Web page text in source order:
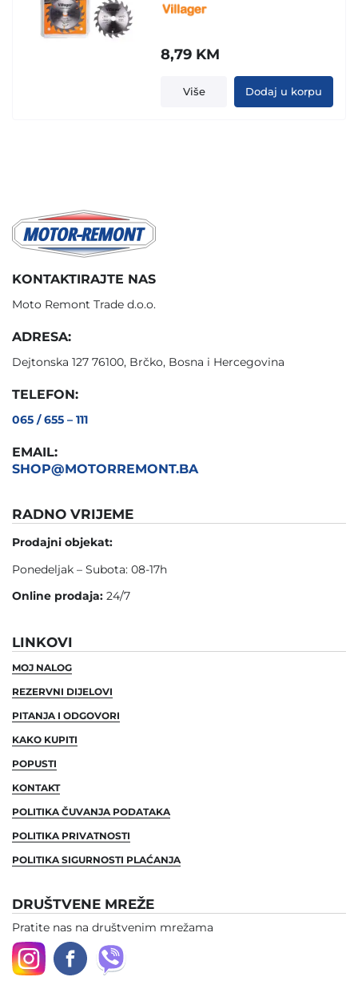
8,79 KM
Više Dodaj u korpu
KONTAKTIRAJTE NAS
Moto Remont Trade d.o.o.
ADRESA:
Dejtonska 127 76100, Brčko, Bosna i Hercegovina
TELEFON:
065 / 655 – 111
EMAIL:
SHOP@MOTORREMONT.BA
RADNO VRIJEME
Prodajni objekat:
Ponedeljak – Subota: 08-17h
Online prodaja: 24/7
LINKOVI
MOJ NALOG
REZERVNI DIJELOVI
PITANJA I ODGOVORI
KAKO KUPITI
POPUSTI
KONTAKT
POLITIKA ČUVANJA PODATAKA
POLITIKA PRIVATNOSTI
POLITIKA SIGURNOSTI PLAĆANJA
DRUŠTVENE MREŽE
Pratite nas na društvenim mrežama